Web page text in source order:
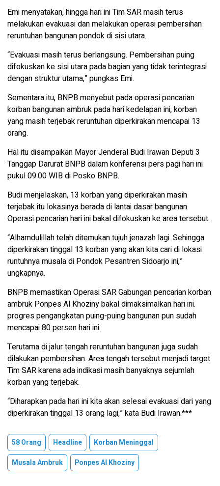
Emi menyatakan, hingga hari ini Tim SAR masih terus
melakukan evakuasi dan melakukan operasi pembersihan
reruntuhan bangunan pondok di sisi utara.
“Evakuasi masih terus berlangsung. Pembersihan puing
difokuskan ke sisi utara pada bagian yang tidak terintegrasi
dengan struktur utama,” pungkas Emi.
Sementara itu, BNPB menyebut pada operasi pencarian
korban bangunan ambruk pada hari kedelapan ini, korban
yang masih terjebak reruntuhan diperkirakan mencapai 13
orang.
Hal itu disampaikan Mayor Jenderal Budi Irawan Deputi 3
Tanggap Darurat BNPB dalam konferensi pers pagi hari ini
pukul 09.00 WIB di Posko BNPB.
Budi menjelaskan, 13 korban yang diperkirakan masih
terjebak itu lokasinya berada di lantai dasar bangunan.
Operasi pencarian hari ini bakal difokuskan ke area tersebut.
“Alhamdulillah telah ditemukan tujuh jenazah lagi. Sehingga
diperkirakan tinggal 13 korban yang akan kita cari di lokasi
runtuhnya musala di Pondok Pesantren Sidoarjo ini,”
ungkapnya.
BNPB memastikan Operasi SAR Gabungan pencarian korban
ambruk Ponpes Al Khoziny bakal dimaksimalkan hari ini.
progres pengangkatan puing-puing bangunan pun sudah
mencapai 80 persen hari ini.
Terutama di jalur tengah reruntuhan bangunan juga sudah
dilakukan pembersihan. Area tengah tersebut menjadi target
Tim SAR karena ada indikasi masih banyaknya sejumlah
korban yang terjebak.
“Diharapkan pada hari ini kita akan selesai evakuasi dari yang
diperkirakan tinggal 13 orang lagi,” kata Budi Irawan.***
58 Orang Headline
Korban Meninggal
Musala Ambruk
Ponpes Al Khoziny